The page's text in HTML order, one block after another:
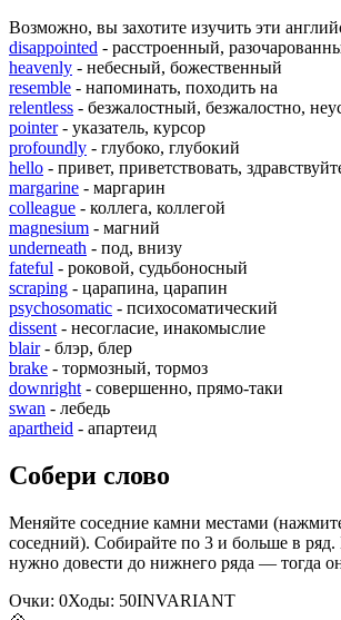
Возможно, вы захотите изучить эти
disappointed - расстроенный,
heavenly - небесный, божественный
resemble - напоминать, походить на
relentless - безжалостный, безжалостно,
pointer- указатель, курсор
profoundly - глубоко, глубокий
hello - привет, приветствовать,
margarine - маргарин
colleague - коллега, коллегой
magnesium - магний
underneath - под, внизу
fateful - роковой, судьбоносный
scraping - царапина, царапин
psychosomatic - психосоматический
dissent - несогласие, инакомыслие
blair- блэр, блер
brake - тормозный, тормоз
downright - совершенно, прямо-таки
swan - лебедь
apartheid - апартеид
Собери слово
Меняйте соседние камни местами
соседний). Собирайте по 3 и больше в ряд.
нужно довести до нижнего ряда — тогда
Очки: 0Ходы: 50INVARIANT